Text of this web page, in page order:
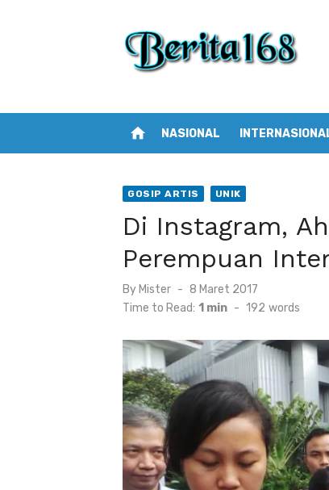
home NASIONAL
GOSIP ARTIS UNIK
Di Instagram,
Perempuan
By Mister
Posted
on
8 Maret 2017
Time to Read: 1 min - 192 words